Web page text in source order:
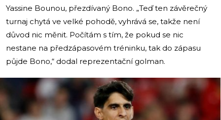
Yassine Bounou, přezdívaný Bono. „Teď ten závěrečný
turnaj chytá ve velké pohodě, vyhrává se, takže není
důvod nic měnit. Počítám s tím, že pokud se nic
nestane na předzápasovém tréninku, tak do zápasu
půjde Bono,“ dodal reprezentační golman.